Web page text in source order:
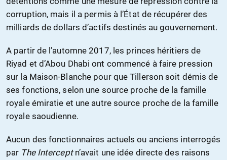
corruption, mais il a permis à l’État de récupérer des
milliards de dollars d’actifs destinés au gouvernement.
A partir de l’automne 2017, les princes héritiers de
Riyad et d’Abou Dhabi ont commencé à faire pression
sur la Maison-Blanche pour que Tillerson soit démis de
ses fonctions, selon une source proche de la famille
royale émiratie et une autre source proche de la famille
royale saoudienne.
Aucun des fonctionnaires actuels ou anciens interrogés
par The Interceptn’avait une idée directe des raisons